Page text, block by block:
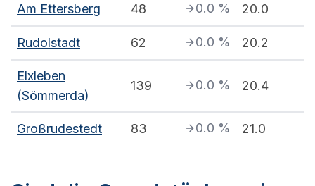
Am Ettersberg 48 0.0 % 20.0
Rudolstadt 62 0.0 % 20.2
Elxleben
(Sömmerda)
139 0.0 % 20.4
Großrudestedt 83 0.0 % 21.0